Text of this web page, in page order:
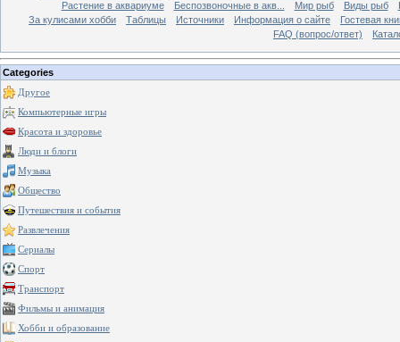
Растение в аквариуме
Беспозвоночные в акв... Мир рыб Виды рыб
За кулисами хобби
Таблицы Источники Информация о сайте
Гостевая
FAQ (вопрос/ответ)
Categories
Другое
Компьютерные игры
Красота и здоровье
Люди и блоги
Музыка
Общество
Путешествия и события
Развлечения
Сериалы
Спорт
Транспорт
Фильмы и анимация
Хобби и образование